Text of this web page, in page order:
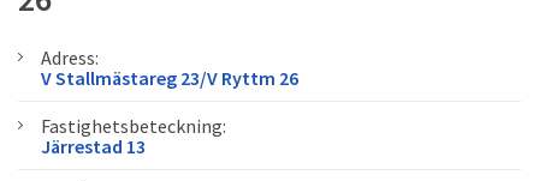
Adress:
V Stallmästareg 23/V Ryttm 26
Fastighetsbeteckning:
Järrestad 13